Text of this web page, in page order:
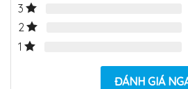
3
2
1
ĐÁNH GIÁ